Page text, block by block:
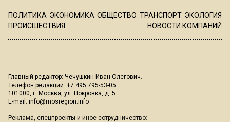
ПОЛИТИКА ЭКОНОМИКА ОБЩЕСТВО ТРАНСПОРТ ЭКОЛОГИЯ
ПРОИСШЕСТВИЯ
НОВОСТИ КОМПАНИЙ
Главный редактор: Чечушкин Иван Олегович.
Телефон редакции: +7 495 795-53-05
101000, г. Москва, ул. Покровка, д. 5
E-mail: info@mosregion.info
Реклама, спецпроекты и иное сотрудничество: